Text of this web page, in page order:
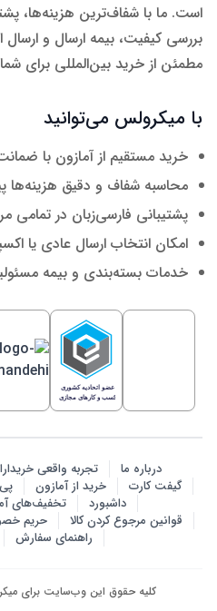
است. ما با شفاف‌ترین هزینه‌ها،
بررسی کیفیت، بیمه ارسال و
مطمئن از خرید بین‌المللی برای
با میکرولس می‌توانید
خرید مستقیم از آمازون با
محاسبه شفاف و دقیق هزینه‌ها
پشتیبانی فارسی‌زبان در تمامی
امکان انتخاب ارسال عادی یا
خدمات بسته‌بندی و بیمه
درباره ما تجربه واقعی
گیفت کارت
خرید از آمازون
داشبورد
تخفیف‌های
قوانین مرجوع کردن کالا
حریم
راهنمای سفارش
کلیه حقوق این وب‌سایت برای